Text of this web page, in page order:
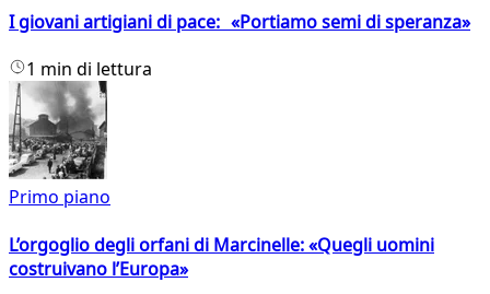
I giovani artigiani di pace: «Portiamo semi di speranza»
1 min di lettura
Primo piano
L’orgoglio degli orfani di Marcinelle: «Quegli uomini
costruivano l’Europa»